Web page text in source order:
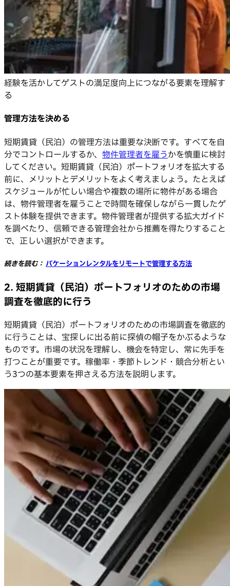
経験を活かしてゲストの満足度向上につながる要素を理解す
る
管理方法を決める
短期賃貸（民泊）の管理方法は重要な決断です。すべてを自
分でコントロールするか、 物件管理者を雇うかを慎重に検討
してください。短期賃貸（民泊）ポートフォリオを拡大する
前に、メリットとデメリットをよく考えましょう。たとえば
スケジュールが忙しい場合や複数の場所に物件がある場合
は、物件管理者を雇うことで時間を確保しながら一貫したゲ
スト体験を提供できます。物件管理者が提供する拡大ガイド
を調べたり、信頼できる管理会社から推薦を得たりすること
で、正しい選択ができます。
続きを読む： バケーションレンタルをリモートで管理する方法
2. 短期賃貸（民泊）ポートフォリオのための市場
調査を徹底的に行う
短期賃貸（民泊）ポートフォリオのための市場調査を徹底的
に行うことは、宝探しに出る前に探偵の帽子をかぶるような
ものです。市場の状況を理解し、機会を特定し、常に先手を
打つことが重要です。稼働率・季節トレンド・競合分析とい
う3つの基本要素を押さえる方法を説明します。